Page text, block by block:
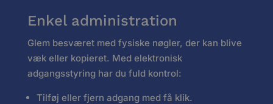
Enkel administration
Glem besværet med fysiske nøgler, der kan blive
væk eller kopieret. Med elektronisk
adgangsstyring har du fuld kontrol:
Tilføj eller fjern adgang med få klik.